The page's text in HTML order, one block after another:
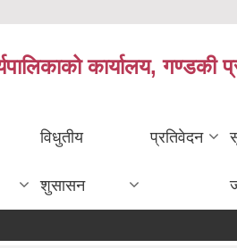
कार्यालय,
विधुतीय
शुसासन
प्रतिवेदन